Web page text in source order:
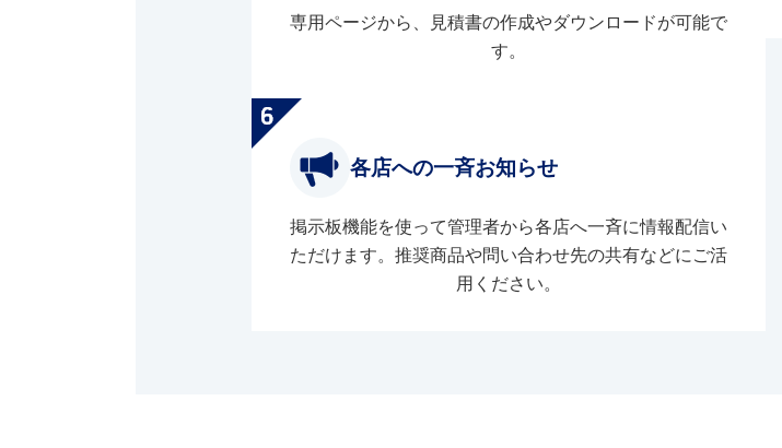
専用ページから、見積書の作成やダウンロードが可能で
す。
各店への一斉お知らせ
掲示板機能を使って管理者から各店へ一斉に情報配信い
ただけます。推奨商品や問い合わせ先の共有などにご活
用ください。